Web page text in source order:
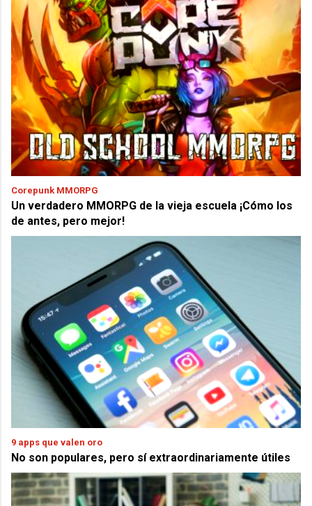
Corepunk MMORPG
Un verdadero MMORPG de la vieja escuela ¡Cómo los
de antes, pero mejor!
9 apps que valen oro
No son populares, pero sí extraordinariamente útiles